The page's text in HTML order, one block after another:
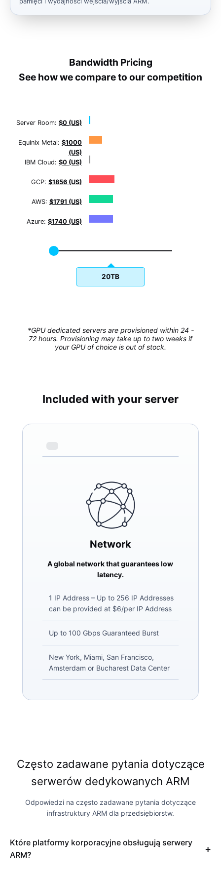
Bandwidth Pricing
See how we compare to our competition
Server Room: $0 (US)
Equinix Metal: $1000
(US)
IBM Cloud: $0 (US)
GCP: $1856 (US)
AWS: $1791 (US)
Azure: $1740 (US)
20TB
*GPU dedicated servers are provisioned within 24 -
72 hours. Provisioning may take up to two weeks if
your GPU of choice is out of stock.
Included with your server
Network
A global network that guarantees low
latency.
1 IP Address – Up to 256 IP Addresses
can be provided at $6/per IP Address
Up to 100 Gbps Guaranteed Burst
New York, Miami, San Francisco,
Amsterdam or Bucharest Data Center
Często zadawane pytania dotyczące
serwerów dedykowanych ARM
Odpowiedzi na często zadawane pytania dotyczące
infrastruktury ARM dla przedsiębiorstw.
Które platformy korporacyjne obsługują serwery
ARM?